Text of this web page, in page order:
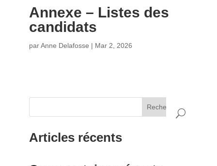
Annexe – Listes des
candidats
parAnne Delafosse | Mar 2, 2026
Rechercher
Articles récents